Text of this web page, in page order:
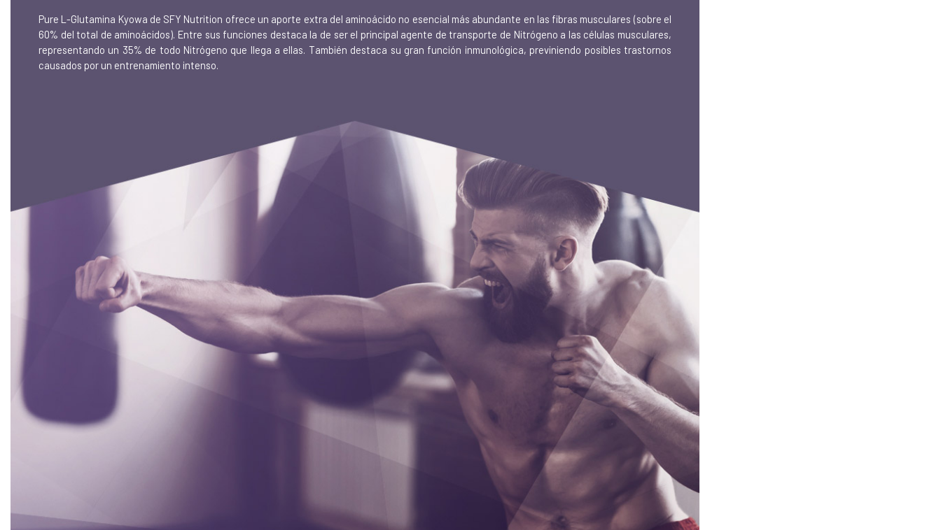
Pure L-Glutamina Kyowa de SFY Nutrition ofrece un aporte extra del aminoácido no esencial más abundante en las fibras musculares (sobre el
60% del total de aminoácidos). Entre sus funciones destaca la de ser el principal agente de transporte de Nitrógeno a las células musculares,
representando un 35% de todo Nitrógeno que llega a ellas. También destaca su gran función inmunológica, previniendo posibles trastornos
causados por un entrenamiento intenso.